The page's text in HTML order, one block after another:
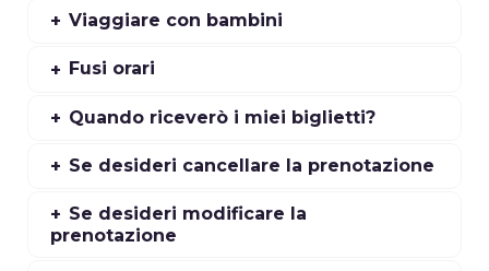
Viaggiare con bambini
Fusi orari
Quando riceverò i miei biglietti?
Se desideri cancellare la prenotazione
Se desideri modificare la
prenotazione